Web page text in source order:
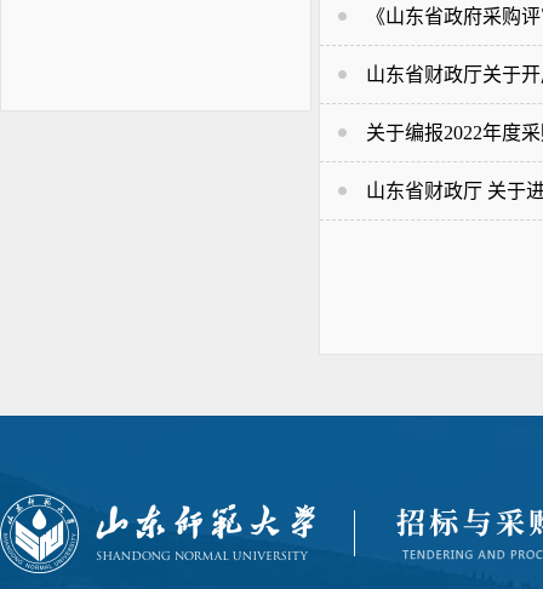
《山东省政府采购
山东省财政厅关于
关于编报2022年度
山东省财政厅 关于